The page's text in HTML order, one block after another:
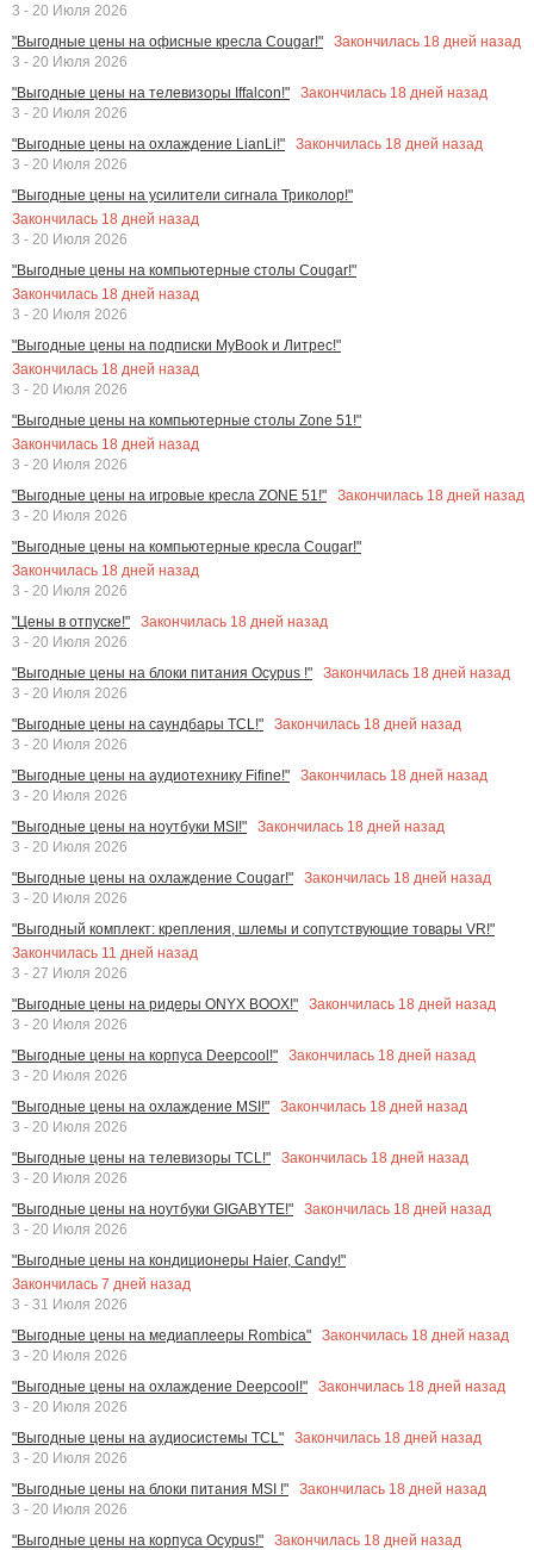
3 - 20 Июля 2026
"Выгодные цены на офисные кресла Cougar!"
Закончилась 18 дней назад
3 - 20 Июля 2026
"Выгодные цены на телевизоры Iffalcon!"
Закончилась 18 дней назад
3 - 20 Июля 2026
"Выгодные цены на охлаждение LianLi!"
Закончилась 18 дней назад
3 - 20 Июля 2026
"Выгодные цены на усилители сигнала Триколор!"
Закончилась 18 дней назад
3 - 20 Июля 2026
"Выгодные цены на компьютерные столы Cougar!"
Закончилась 18 дней назад
3 - 20 Июля 2026
"Выгодные цены на подписки MyBook и Литрес!"
Закончилась 18 дней назад
3 - 20 Июля 2026
"Выгодные цены на компьютерные столы Zone 51!"
Закончилась 18 дней назад
3 - 20 Июля 2026
"Выгодные цены на игровые кресла ZONE 51!"
Закончилась 18 дней назад
3 - 20 Июля 2026
"Выгодные цены на компьютерные кресла Cougar!"
Закончилась 18 дней назад
3 - 20 Июля 2026
"Цены в отпуске!"
Закончилась 18 дней назад
3 - 20 Июля 2026
"Выгодные цены на блоки питания Ocypus !"
Закончилась 18 дней назад
3 - 20 Июля 2026
"Выгодные цены на саундбары TCL!"
Закончилась 18 дней назад
3 - 20 Июля 2026
"Выгодные цены на аудиотехнику Fifine!"
Закончилась 18 дней назад
3 - 20 Июля 2026
"Выгодные цены на ноутбуки MSI!"
Закончилась 18 дней назад
3 - 20 Июля 2026
"Выгодные цены на охлаждение Cougar!"
Закончилась 18 дней назад
3 - 20 Июля 2026
"Выгодный комплект: крепления, шлемы и сопутствующие товары VR!"
Закончилась 11 дней назад
3 - 27 Июля 2026
"Выгодные цены на ридеры ONYX BOOX!"
Закончилась 18 дней назад
3 - 20 Июля 2026
"Выгодные цены на корпуса Deepcool!"
Закончилась 18 дней назад
3 - 20 Июля 2026
"Выгодные цены на охлаждение MSI!"
Закончилась 18 дней назад
3 - 20 Июля 2026
"Выгодные цены на телевизоры TCL!"
Закончилась 18 дней назад
3 - 20 Июля 2026
"Выгодные цены на ноутбуки GIGABYTE!"
Закончилась 18 дней назад
3 - 20 Июля 2026
"Выгодные цены на кондиционеры Haier, Candy!"
Закончилась 7 дней назад
3 - 31 Июля 2026
"Выгодные цены на медиаплееры Rombica"
Закончилась 18 дней назад
3 - 20 Июля 2026
"Выгодные цены на охлаждение Deepcool!"
Закончилась 18 дней назад
3 - 20 Июля 2026
"Выгодные цены на аудиосистемы TCL"
Закончилась 18 дней назад
3 - 20 Июля 2026
"Выгодные цены на блоки питания MSI !"
Закончилась 18 дней назад
3 - 20 Июля 2026
"Выгодные цены на корпуса Ocypus!"
Закончилась 18 дней назад